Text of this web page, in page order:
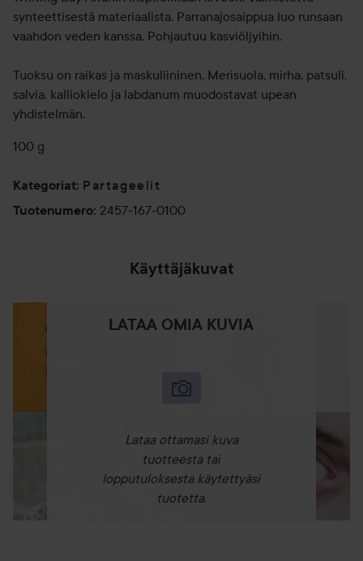
synteettisestä materiaalista. Parranajosaippua luo runsaan
vaahdon veden kanssa. Pohjautuu kasviöljyihin.
Tuoksu on raikas ja maskuliininen. Merisuola, mirha, patsuli,
salvia, kalliokielo ja labdanum muodostavat upean
yhdistelmän.
100 g
Kategoriat: Partageelit
Tuotenumero: 2457-167-0100
Käyttäjäkuvat
LATAA OMIA KUVIA
Lataa ottamasi kuva
tuotteesta tai
lopputuloksesta käytettyäsi
tuotetta.